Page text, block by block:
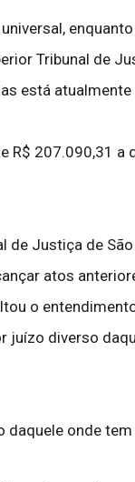
Tribunal de
está
R$ 207.090,31 a
Justiça de São
atos
o
juízo diverso
daquele onde